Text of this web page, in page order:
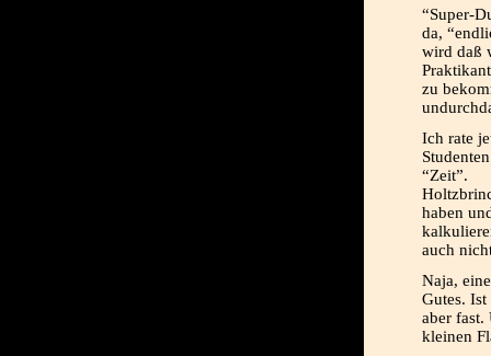
“Super-
da,
wird daß
zu
Ich rate
“Zeit”.
haben
auch
Naja,
Gutes.
aber fast.
kleinen